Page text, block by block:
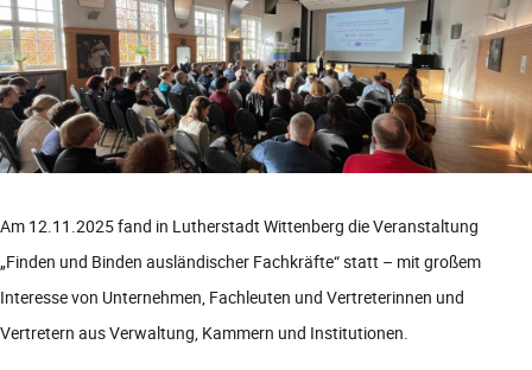
Am 12.11.2025 fand in Lutherstadt Wittenberg die Veranstaltung
„Finden und Binden ausländischer Fachkräfte“ statt – mit großem
Interesse von Unternehmen, Fachleuten und Vertreterinnen und
Vertretern aus Verwaltung, Kammern und Institutionen.